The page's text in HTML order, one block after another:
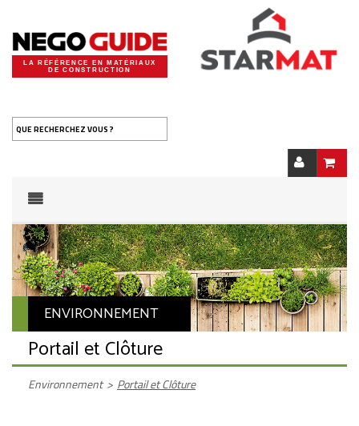
LA RÉFÉRENCE EN MATÉRIAUX
DE CONSTRUCTION
QUE RECHERCHEZ VOUS ?
ENVIRONNEMENT
Portail et Clôture
Environnement > Portail et Clôture